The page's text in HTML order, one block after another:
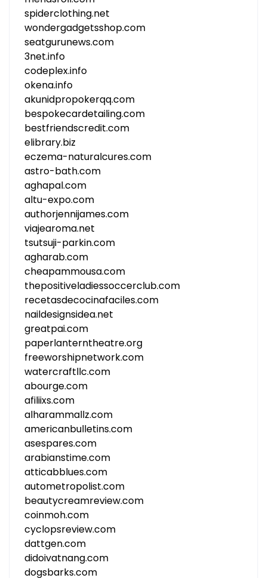
spiderclothing.net
wondergadgetsshop.com
seatgurunews.com
3net.info
codeplex.info
okena.info
akunidpropokerqq.com
bespokecardetailing.com
bestfriendscredit.com
elibrary.biz
eczema-naturalcures.com
astro-bath.com
aghapal.com
altu-expo.com
authorjennijames.com
viajearoma.net
tsutsuji-parkin.com
agharab.com
cheapammousa.com
thepositiveladiessoccerclub.com
recetasdecocinafaciles.com
naildesignsidea.net
greatpai.com
paperlanterntheatre.org
freeworshipnetwork.com
watercraftllc.com
abourge.com
afiliixs.com
alharammallz.com
americanbulletins.com
asespares.com
arabianstime.com
atticabblues.com
autometropolist.com
beautycreamreview.com
coinmoh.com
cyclopsreview.com
dattgen.com
didoivatnang.com
dogsbarks.com